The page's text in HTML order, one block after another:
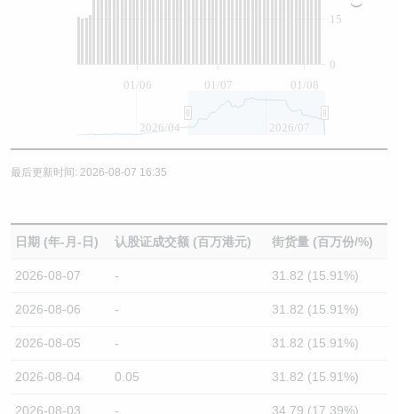
01/07
01/06 01/08
0
15
2026/04 2026/07
︶
最后更新时间: 2026-08-07 16:35
日期 (年-月-日) 认股证成交额 (百万港元) 街货量 (百万份/%)
2026-08-07 - 31.82 (15.91%)
2026-08-06 - 31.82 (15.91%)
2026-08-05 - 31.82 (15.91%)
2026-08-04 0.05 31.82 (15.91%)
2026-08-03 - 34.79 (17.39%)